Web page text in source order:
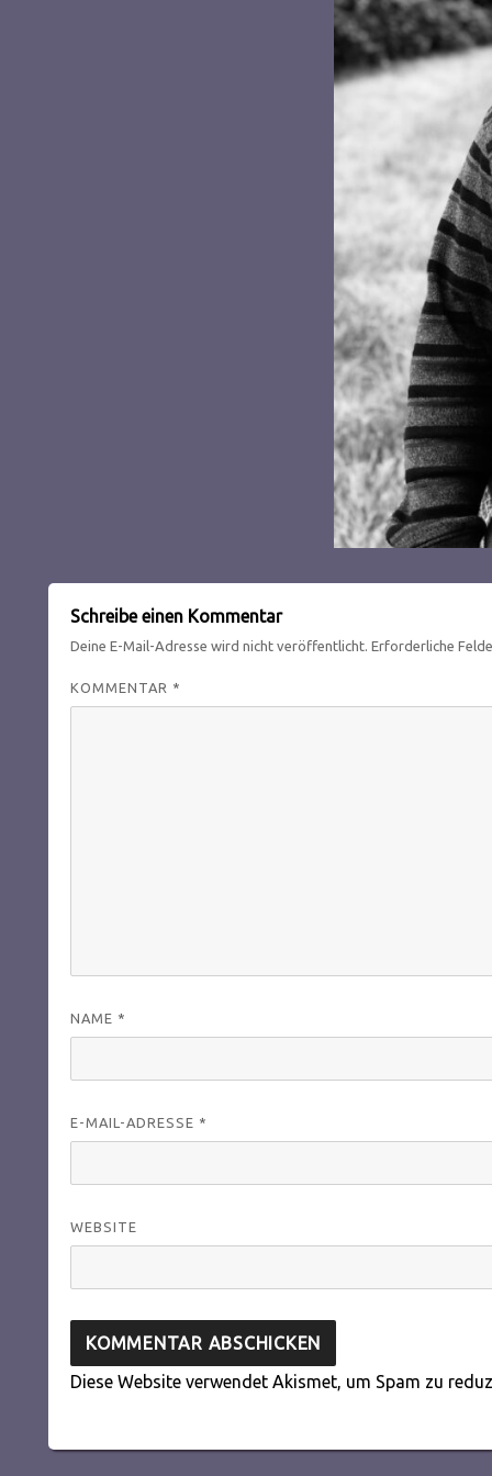
Schreibe einen Kommentar
Deine E-Mail-Adresse wird nicht veröffentlicht. Erforderliche
KOMMENTAR *
NAME *
E-MAIL-ADRESSE *
WEBSITE
Diese Website verwendet Akismet, um Spam zu